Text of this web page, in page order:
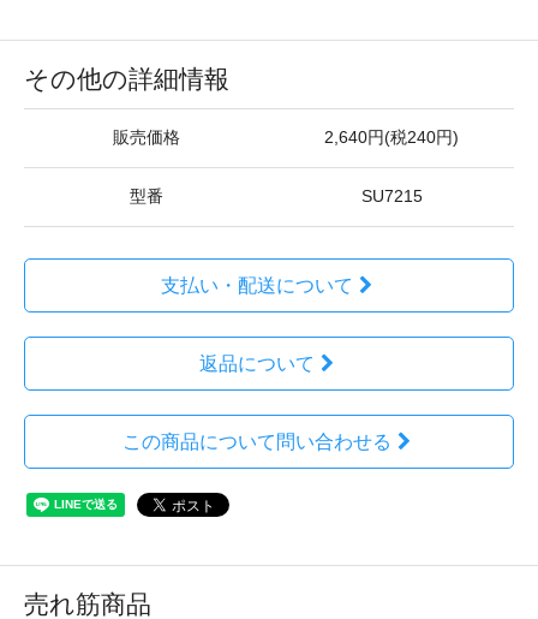
その他の詳細情報
販売価格 2,640円(税240円)
型番 SU7215
支払い・配送について
返品について
この商品について問い合わせる
売れ筋商品